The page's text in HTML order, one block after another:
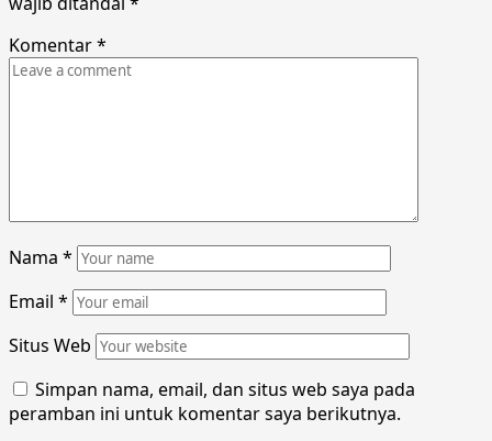
Komentar*
Nama *
Email *
Situs Web
Simpan nama, email, dan situs web saya pada
peramban ini untuk komentar saya berikutnya.